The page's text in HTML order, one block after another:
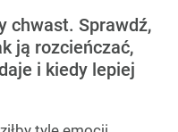
chwast. Sprawdź,
ją rozcieńczać,
i kiedy lepiej